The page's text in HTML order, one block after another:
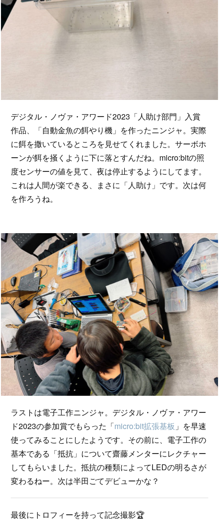
デジタル・ノヴァ・アワード2023「人助け部門」入賞
作品、「自動金魚の餌やり機」を作ったニンジャ。実際
に餌を撒いているところを見せてくれました。サーボホ
ーンが餌を掻くように下に落とすんだね。micro:bitの照
度センサーの値を見て、夜は停止するようにしてます。
これは人間が楽できる、まさに「人助け」です。次は何
を作ろうね。
ラストは電子工作ニンジャ。デジタル・ノヴァ・アワー
ド2023の参加賞でもらった「micro:bit拡張基板 」を早速
使ってみることにしたようです。その前に、電子工作の
基本である「抵抗」について齋藤メンターにレクチャー
してもらいました。抵抗の種類によってLEDの明るさが
変わるねー。次は半田ごてデビューかな？
最後にトロフィーを持って記念撮影🏆